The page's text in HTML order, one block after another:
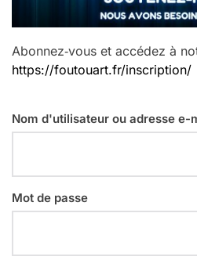
Abonnez‑vous et accédez à
https://foutouart.fr/inscription/
Nom d'utilisateur ou adresse e-
Mot de passe